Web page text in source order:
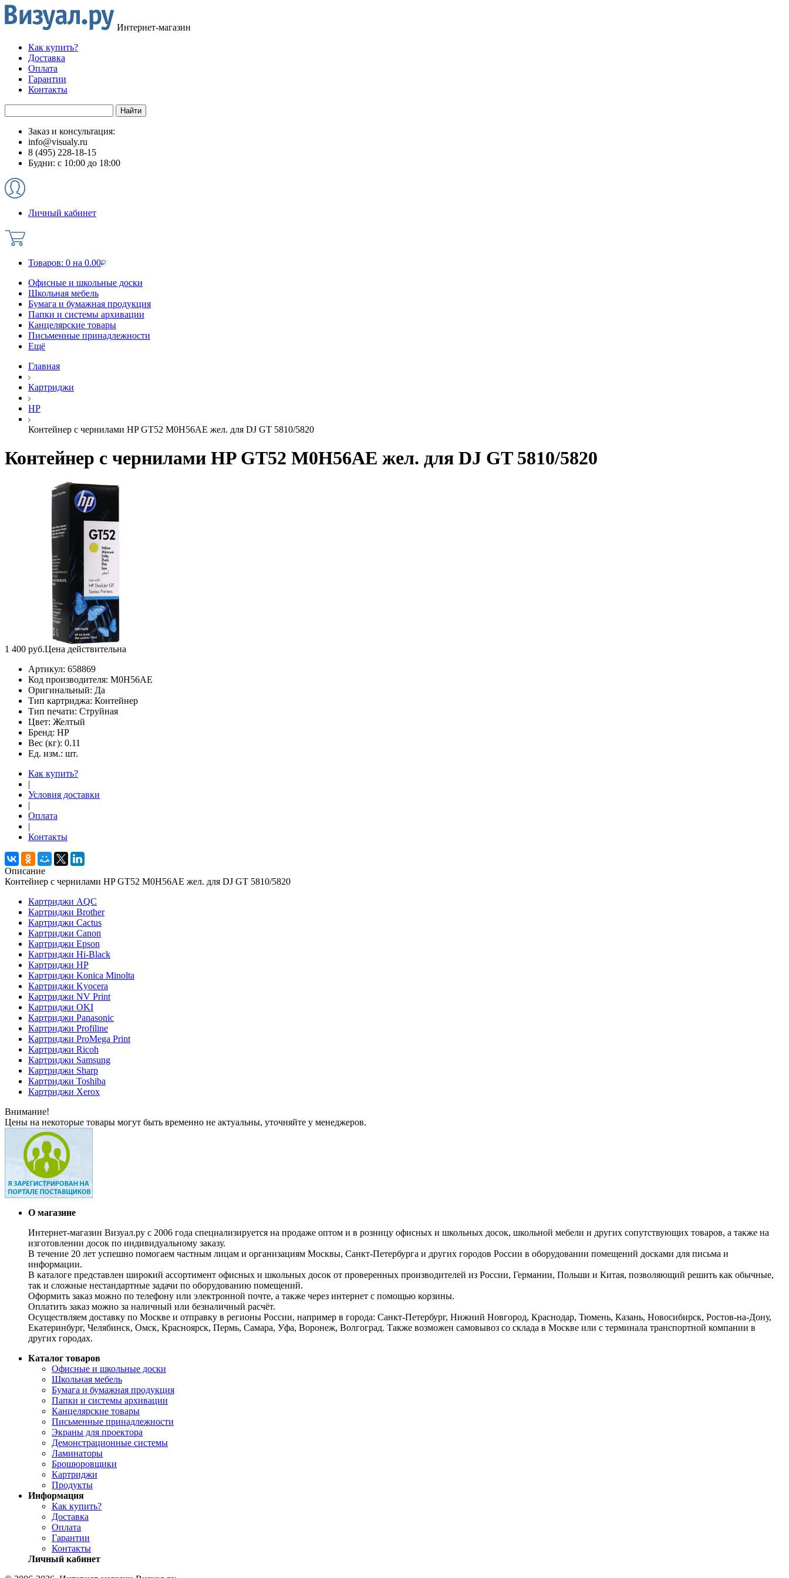
Интернет-магазин
Как купить?
Доставка
Оплата
Гарантии
Контакты
Заказ и консультация:
info@visualy.ru
8 (495) 228-18-15
Будни: с 10:00 до 18:00
Личный кабинет
Товаров: 0 на 0.00
Офисные и школьные доски
Школьная мебель
Бумага и бумажная продукция
Папки и системы архивации
Канцелярские товары
Письменные принадлежности
Ещё
Главная
Картриджи
HP
Контейнер с чернилами HP GT52 M0H56AE жел. для DJ GT 5810/5820
Контейнер с чернилами HP GT52 M0H56AE жел. для DJ GT 5810/5820
1 400 руб.Цена действительна
Артикул: 658869
Код производителя: M0H56AE
Оригинальный: Да
Тип картриджа: Контейнер
Тип печати: Струйная
Цвет: Желтый
Бренд: HP
Вес (кг): 0.11
Ед. изм.: шт.
Как купить?
|
Условия доставки
|
Оплата
|
Контакты
Описание
Контейнер с чернилами HP GT52 M0H56AE жел. для DJ GT 5810/5820
Картриджи AQC
Картриджи Brother
Картриджи Cactus
Картриджи Canon
Картриджи Epson
Картриджи Hi-Black
Картриджи HP
Картриджи Konica Minolta
Картриджи Kyocera
Картриджи NV Print
Картриджи OKI
Картриджи Panasonic
Картриджи Profiline
Картриджи ProMega Print
Картриджи Ricoh
Картриджи Samsung
Картриджи Sharp
Картриджи Toshiba
Картриджи Xerox
Внимание!
Цены на некоторые товары могут быть временно не актуальны, уточняйте у менеджеров.
О магазине
Интернет-магазин Визуал.ру с 2006 года специализируется на продаже оптом и в розницу офисных и школьных досок, школьной мебели и других сопутствующих товаров, а также на
изготовлении досок по индивидуальному заказу.
В течение 20 лет успешно помогаем частным лицам и организациям Москвы, Санкт-Петербурга и других городов России в оборудовании помещений досками для письма и
информации.
В каталоге представлен широкий ассортимент офисных и школьных досок от проверенных производителей из России, Германии, Польши и Китая, позволяющий решить как обычные,
так и сложные нестандартные задачи по оборудованию помещений.
Оформить заказ можно по телефону или электронной почте, а также через интернет с помощью корзины.
Оплатить заказ можно за наличный или безналичный расчёт.
Осуществляем доставку по Москве и отправку в регионы России, например в города: Санкт-Петербург, Нижний Новгород, Краснодар, Тюмень, Казань, Новосибирск, Ростов-на-Дону,
Екатеринбург, Челябинск, Омск, Красноярск, Пермь, Самара, Уфа, Воронеж, Волгоград. Также возможен самовывоз со склада в Москве или с терминала транспортной компании в
других городах.
Каталог товаров
Офисные и школьные доски
Школьная мебель
Бумага и бумажная продукция
Папки и системы архивации
Канцелярские товары
Письменные принадлежности
Экраны для проектора
Демонстрационные системы
Ламинаторы
Брошюровщики
Картриджи
Продукты
Информация
Как купить?
Доставка
Оплата
Гарантии
Контакты
Личный кабинет